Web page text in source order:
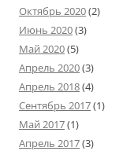
Октябрь 2020(2)
Июнь 2020(3)
Май 2020(5)
Апрель 2020(3)
Апрель 2018(4)
Сентябрь 2017(1)
Май 2017(1)
Апрель 2017(3)